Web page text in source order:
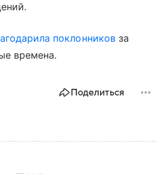
поклонниковза
времена.
Поделиться